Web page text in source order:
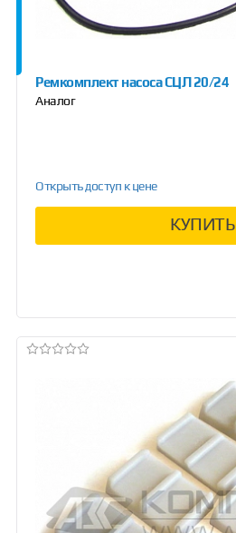
Ремкомплект насоса СЦЛ 20/24
Аналог
Открыть доступ к цене
КУПИТЬ